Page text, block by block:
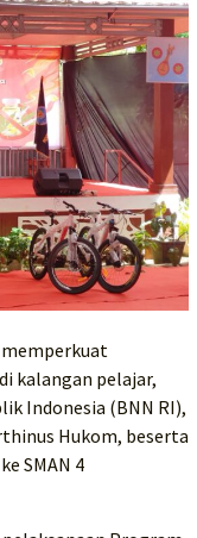
memperkuat
kalangan pelajar,
Indonesia (BNN RI),
Hukom, beserta
SMAN 4